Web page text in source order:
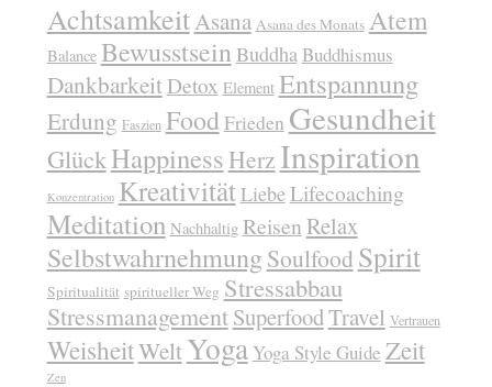
AchtsamkeitAsana Asana des Monats Atem
Balance Bewusstsein Buddha Buddhismus
DankbarkeitDetox Element Entspannung
Erdung Faszien Food Frieden Gesundheit
GlückHappiness Herz Inspiration
Konzentration KreativitätLiebeLifecoaching
Meditation Nachhaltig ReisenRelax
SelbstwahrnehmungSoulfood Spirit
Spiritualität spiritueller Weg Stressabbau
StressmanagementSuperfoodTravel Vertrauen
WeisheitWeltYoga Yoga Style Guide Zeit
Zen